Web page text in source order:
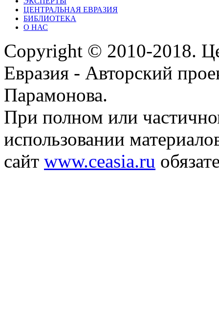
ЦЕНТРАЛЬНАЯ ЕВРАЗИЯ
БИБЛИОТЕКА
О НАС
Copyright © 2010-2018.
Евразия - Авторский
Парамонова.
При полном или
использовании
сайт www.ceasia.ru